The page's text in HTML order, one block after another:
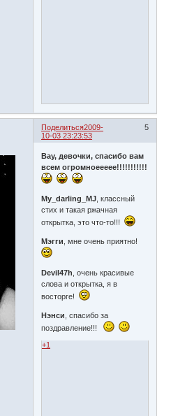
Поделиться 5
2009-
10-03 23:23:53
Вау, девочки, спасибо вам
всем огромноеееее!!!!!!!!!!!
My_darling_MJ , классный
стих и такая ржачная
открытка, это что-то!!!
Мэгги , мне очень приятно!
Devil47h , очень красивые
слова и открытка, я в
восторге!
Нэнси , спасибо за
поздравление!!!
+1